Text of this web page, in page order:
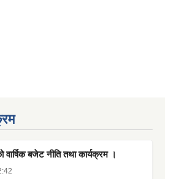
बजेट नीति तथा कार्यक्रम ।